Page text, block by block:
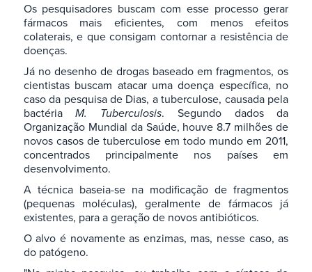
Os pesquisadores buscam com esse processo gerar
fármacos mais eficientes, com menos efeitos
colaterais, e que consigam contornar a resistência de
doenças.
Já no desenho de drogas baseado em fragmentos, os
cientistas buscam atacar uma doença específica, no
caso da pesquisa de Dias, a tuberculose, causada pela
bactériaM. Tuberculosis. Segundo dados da
Organização Mundial da Saúde, houve 8.7 milhões de
novos casos de tuberculose em todo mundo em 2011,
concentrados principalmente nos países em
desenvolvimento.
A técnica baseia-se na modificação de fragmentos
(pequenas moléculas), geralmente de fármacos já
existentes, para a geração de novos antibióticos.
O alvo é novamente as enzimas, mas, nesse caso, as
do patógeno.